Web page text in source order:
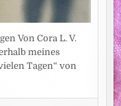
Von Cora L. V.
meines
Tagen“ von